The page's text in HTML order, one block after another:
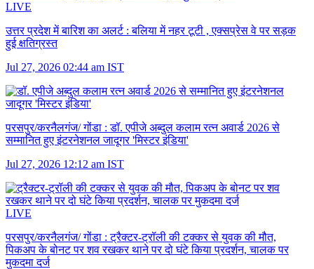
LIVE
उत्तर प्रदेश में बारिश का अलर्ट : बलिया में नहर टूटी , एक्सप्रेस वे पर सड़क
हुई क्षतिग्रस्त
Jul 27, 2026 02:44 am IST
परसपुर/करनैलगंज/ गोंडा : डॉ. एपीजे अब्दुल कलाम रत्न अवार्ड 2026 से
सम्मानित हुए इंटरनेशनल जादूगर 'मिस्टर इंडिया'
Jul 27, 2026 12:12 am IST
LIVE
परसपुर/करनैलगंज/ गोंडा : ट्रैक्टर-ट्रॉली की टक्कर से युवक की मौत,
पिकअप के बोनट पर शव रखकर थाने पर दो घंटे किया प्रदर्शन, चालक पर
मुकदमा दर्ज